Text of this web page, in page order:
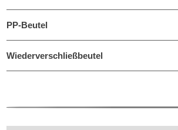
PP-Beutel
Wiederverschließbeutel